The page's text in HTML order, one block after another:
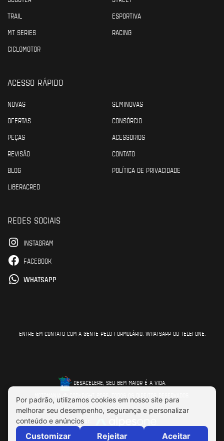
TRAIL
ESPORTIVA
MT SERIES
RACING
CICLOMOTOR
ACESSO RÁPIDO
NOVAS
SEMINOVAS
OFERTAS
CONSÓRCIO
PEÇAS
ACESSÓRIOS
REVISÃO
CONTATO
BLOG
POLÍTICA DE PRIVACIDADE
LIBERACRED
REDES SOCIAIS
INSTAGRAM
FACEBOOK
WHATSAPP
ENTRE EM CONTATO COM A GENTE PELO FORMULÁRIO, WHATSAPP OU TELEFONE.
DESACELERE, SEU BEM MAIOR É A VIDA.
MOTOMANIA © COPYRIGHT 2026. TODOS OS DIREITOS RESERVADOS.
Feito por: